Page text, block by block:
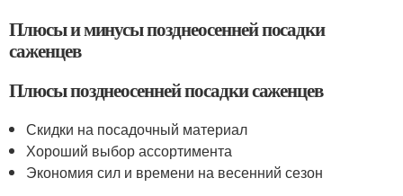
Плюсы и минусы позднеосенней посадки
саженцев
Плюсы позднеосенней посадки саженцев
Скидки на посадочный материал
Хороший выбор ассортимента
Экономия сил и времени на весенний сезон